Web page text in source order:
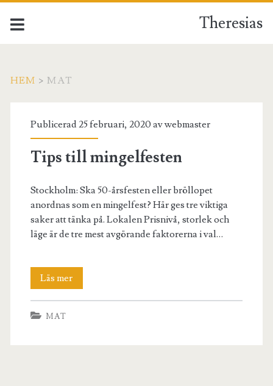
Theresias
HEM >MAT
Kategori:
<span>Mat</span>
Publicerad 25 februari, 2020 avwebmaster
Tips till mingelfesten
Stockholm: Ska 50-årsfesten eller bröllopet
anordnas som en mingelfest? Här ges tre viktiga
saker att tänka på. Lokalen Prisnivå, storlek och
läge är de tre mest avgörande faktorerna i val…
Läs merTips
till
MAT